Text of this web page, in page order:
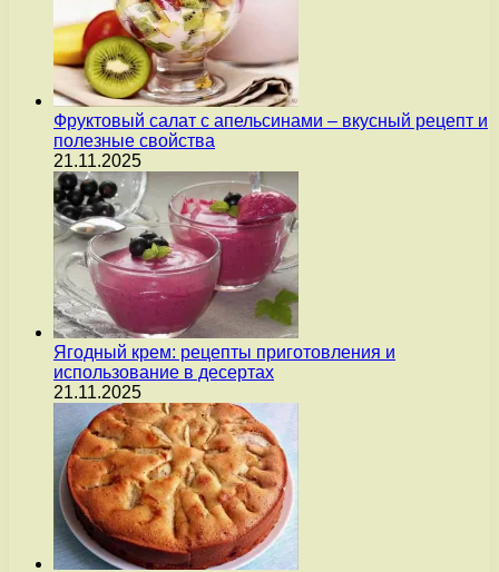
Фруктовый салат с апельсинами – вкусный рецепт и
полезные свойства
21.11.2025
Ягодный крем: рецепты приготовления и
использование в десертах
21.11.2025